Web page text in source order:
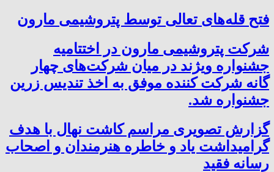
فتح‌ قله‌های تعالی توسط پتروشیمی مارون
شرکت پتروشیمی مارون در اختتامیه
جشنواره ویژند در میان شرکت‌های چهار
گانه شرکت کننده موفق به اخذ تندیس زرین
جشنواره شد.
گزارش تصویری مراسم کاشت نهال با هدف
گرامیداشت یاد و خاطره هنرمندان و اصحاب
رسانه فقید